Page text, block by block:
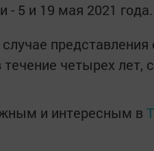
- 5 и 19 мая 2021 года.
четырех
и интересным в